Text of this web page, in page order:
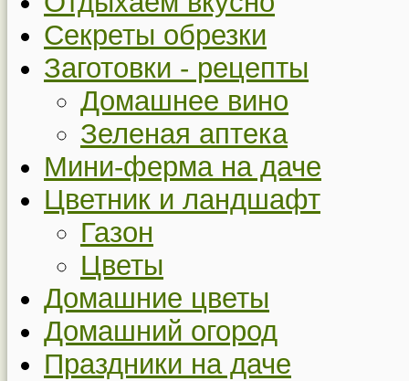
Секреты обрезки
Заготовки - рецепты
Домашнее вино
Зеленая аптека
Мини-ферма на даче
Цветник и ландшафт
Газон
Цветы
Домашние цветы
Домашний огород
Праздники на даче